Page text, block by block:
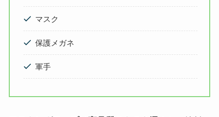
マスク
保護メガネ
軍手